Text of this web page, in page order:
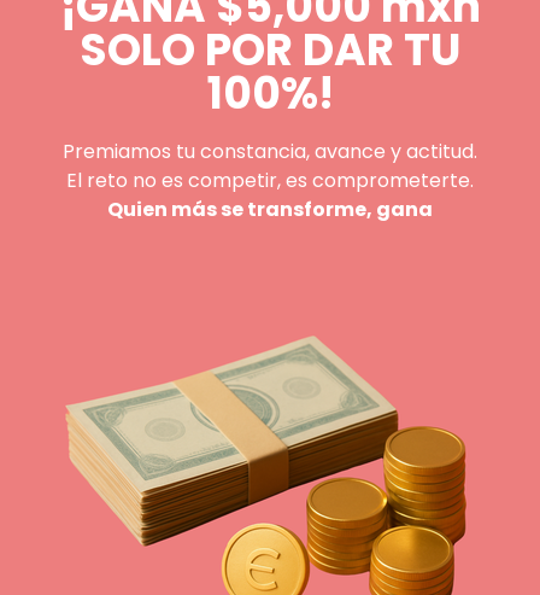
SOLO POR DAR TU
100%!
Premiamos tu constancia, avance y actitud.
El reto no es competir, es comprometerte.
Quien más se transforme, gana